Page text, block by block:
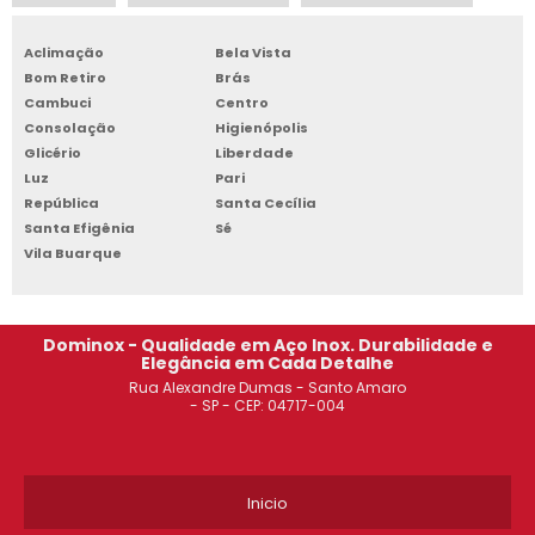
ONDE COMPRAR ESTANTE DE AÇO SOROCABA
ESTANTE ARQUIVO AÇO OSASCO
ROUPEIRO DE AÇO PARA ALOJAMENTO JABAQUARA
ESTANTE DE AÇO PREÇO SÃO PAULO
CADEIRA EAMES OSASCO
ESTANTE DE AÇO 5 PRATELEIRAS DIADEMA
ROUPEIRO DE AÇO 8 PORTAS PREÇO
Aclimação
Bela Vista
Bom Retiro
Brás
Cambuci
Centro
Consolação
Higienópolis
Glicério
Liberdade
Luz
Pari
República
Santa Cecília
Santa Efigênia
Sé
Vila Buarque
Dominox - Qualidade em Aço Inox. Durabilidade e
Elegância em Cada Detalhe
Rua Alexandre Dumas - Santo Amaro
- SP - CEP: 04717-004
Inicio